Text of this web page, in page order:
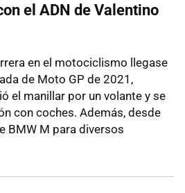
el ADN de Valentino
en el motociclismo llegase
de Moto GP de 2021,
el manillar por un volante y se
con coches. Además, desde
BMW M para diversos